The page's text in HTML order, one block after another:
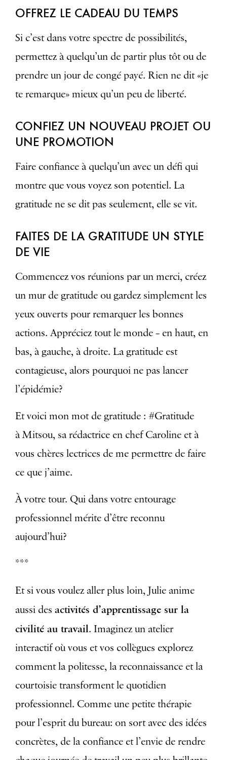
OFFREZ LE CADEAU DU TEMPS
Si c’est dans votre spectre de possibilités,
permettez à quelqu’un de partir plus tôt ou de
prendre un jour de congé payé. Rien ne dit «je
te remarque» mieux qu’un peu de liberté.
CONFIEZ UN NOUVEAU PROJET OU
UNE PROMOTION
Faire confiance à quelqu’un avec un défi qui
montre que vous voyez son potentiel. La
gratitude ne se dit pas seulement, elle se vit.
FAITES DE LA GRATITUDE UN STYLE
DE VIE
Commencez vos réunions par un merci, créez
un mur de gratitude ou gardez simplement les
yeux ouverts pour remarquer les bonnes
actions. Appréciez tout le monde – en haut, en
bas, à gauche, à droite. La gratitude est
contagieuse, alors pourquoi ne pas lancer
l’épidémie?
Et voici mon mot de gratitude : #Gratitude
à Mitsou, sa rédactrice en chef Caroline et à
vous chères lectrices de me permettre de faire
ce que j’aime.
À votre tour. Qui dans votre entourage
professionnel mérite d’être reconnu
aujourd’hui?
***
Et si vous voulez aller plus loin, Julie anime
aussi des activités d’apprentissage sur la
civilité au travail. Imaginez un atelier
interactif où vous et vos collègues explorez
comment la politesse, la reconnaissance et la
courtoisie transforment le quotidien
professionnel. Comme une petite thérapie
pour l’esprit du bureau: on sort avec des idées
concrètes, de la confiance et l’envie de rendre